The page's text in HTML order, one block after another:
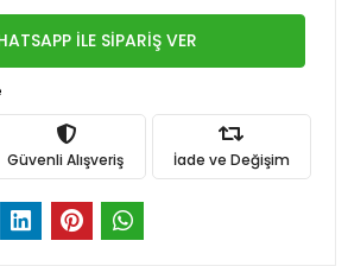
İLE SİPARİŞ VER
Güvenli Alışveriş İade ve Değişim